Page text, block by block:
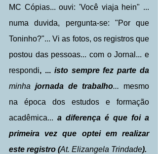
MC Cópias... ouvi: 'Você viaja hein" ...
numa duvida, pergunta-se: "Por que
Toninho?"... Vi as fotos, os registros que
postou das pessoas... com o Jornal... e
respondi, ...
minha jornada de trabalho... mesmo
na época dos estudos e formação
acadêmica... a diferença é que foi a
primeira vez que optei em realizar
este registro (At. Elizangela Trindade).